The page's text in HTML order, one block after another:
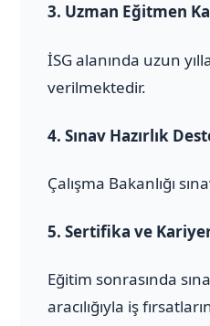
3. Uzman Eğitmen
İSG alanında uzun
verilmektedir.
4. Sınav Hazırlık
Çalışma Bakanlığı
5. Sertifika ve
Eğitim sonrasında
aracılığıyla iş